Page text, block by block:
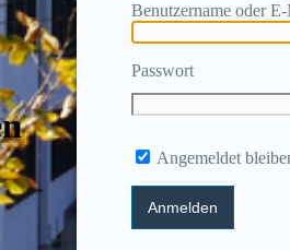
Benutzername oder
Passwort
Angemeldet